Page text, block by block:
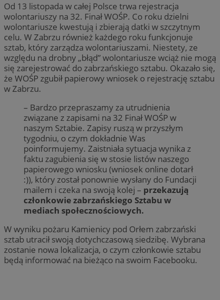
Od 13 listopada w całej Polsce trwa rejestracja
wolontariuszy na 32. Finał WOŚP. Co roku dzielni
wolontariusze kwestują i zbierają datki w szczytnym
celu. W Zabrzu również każdego roku funkcjonuje
sztab, który zarządza wolontariuszami. Niestety, ze
względu na drobny „błąd” wolontariusze wciąż nie mogą
się zarejestrować do zabrzańskiego sztabu. Okazało się,
że WOŚP zgubił papierowy wniosek o rejestrację sztabu
w Zabrzu.
– Bardzo przepraszamy za utrudnienia
związane z zapisami na 32 Finał WOŚP w
naszym Sztabie. Zapisy ruszą w przyszłym
tygodniu, o czym dokładnie Was
poinformujemy. Zaistniała sytuacja wynika z
faktu zagubienia się w stosie listów naszego
papierowego wniosku (wniosek online dotarł
:)), który został ponownie wysłany do Fundacji
mailem i czeka na swoją kolej – przekazują
członkowie zabrzańskiego Sztabu w
mediach społecznościowych.
W wyniku pożaru Kamienicy pod Orłem zabrzański
sztab utracił swoją dotychczasową siedzibę. Wybrana
zostanie nowa lokalizacja, o czym członkowie sztabu
będą informować na bieżąco na swoim Facebooku.